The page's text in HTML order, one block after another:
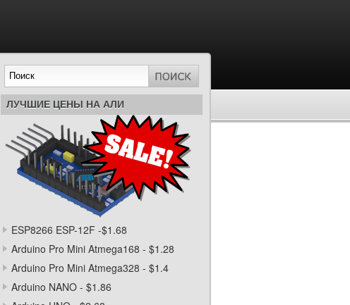
ЛУЧШИЕ ЦЕНЫ НА АЛИ
ESP8266 ESP-12F -$1.68
Arduino Pro Mini Atmega168 - $1.28
Arduino Pro Mini Atmega328 - $1.4
Arduino NANO - $1.86